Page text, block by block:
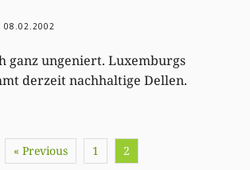
08.02.2002
ganz ungeniert. Luxemburgs
derzeit nachhaltige Dellen.
« Previous 1 2